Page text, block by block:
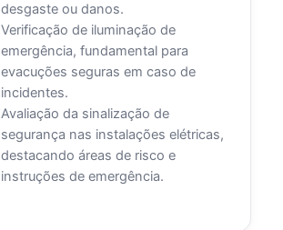
desgaste ou danos.
Verificação de iluminação de
emergência, fundamental para
evacuções seguras em caso de
incidentes.
Avaliação da sinalização de
segurança nas instalações elétricas,
destacando áreas de risco e
instruções de emergência.